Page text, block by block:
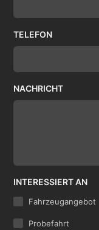
TELEFON
NACHRICHT
INTERESSIERT AN
Fahrzeugangebot
Probefahrt